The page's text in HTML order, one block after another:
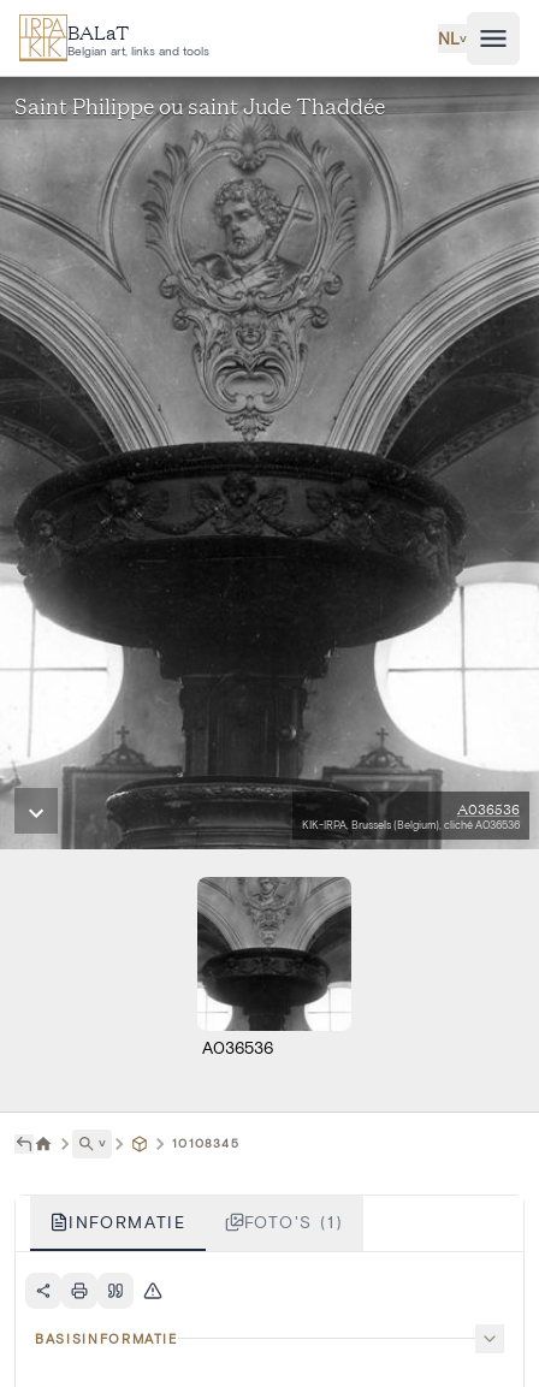
Ga naar hoofdinhoud
BALaT
Belgian art, links and tools
NL˅
Saint Philippe ou saint Jude Thaddée
A036536
KIK-IRPA, Brussels (Belgium), cliché A036536
A036536
˅ 10108345
INFORMATIE FOTO'S (1)
BASISINFORMATIE